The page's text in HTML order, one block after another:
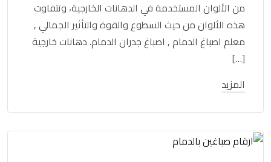
من الألوان المستخدمة في الدهانات الخارجية، وتتفاوت
هذه الألوان من حيث السطوع والقوة والتأثير الجمالي ,
معلم اصباغ الدمام , اصباغ جدران الدمام. دهانات خارجية
[…]
المزيد